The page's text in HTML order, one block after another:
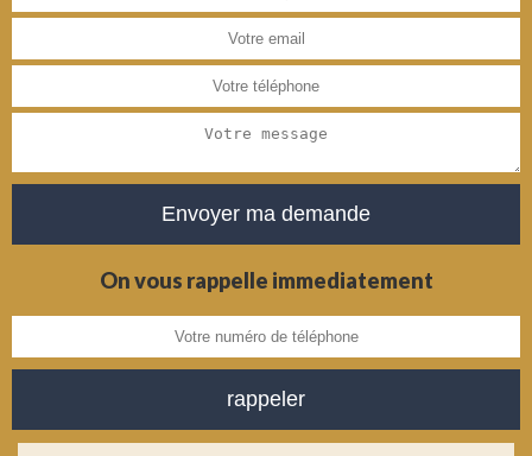
On vous rappelle immediatement